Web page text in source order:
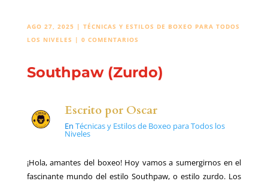
AGO 27, 2025 | TÉCNICAS Y ESTILOS DE BOXEO PARA TODOS
LOS NIVELES | 0 COMENTARIOS
Southpaw (Zurdo)
Escrito por Oscar
En Técnicas y Estilos de Boxeo para Todos los
Niveles
¡Hola, amantes del boxeo! Hoy vamos a sumergirnos en el
fascinante mundo del estilo Southpaw, o estilo zurdo. Los